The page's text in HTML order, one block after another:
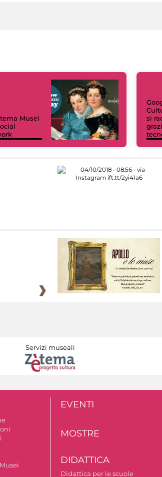
Musei
si
Servizi museali
EVENTI
MOSTRE
DIDATTICA
Didattica per le scuole